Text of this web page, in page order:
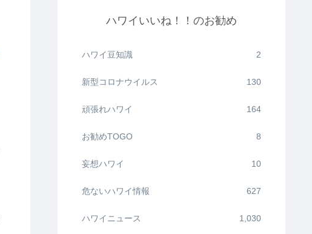
ハワイいいね！！のお勧め
ハワイ豆知識 2
新型コロナウイルス 130
頑張れハワイ 164
お勧めTOGO 8
妄想ハワイ 10
危ないハワイ情報 627
ハワイニュース 1,030